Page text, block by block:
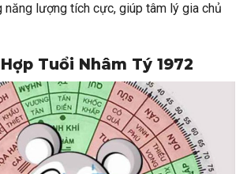
năng lượng tích cực, giúp tâm lý gia chủ
Tuổi Nhâm Tý 1972